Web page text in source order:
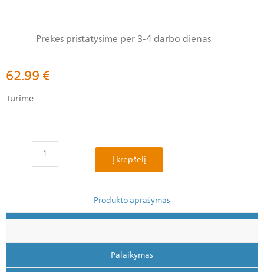
Prekes pristatysime per 3-4 darbo dienas
62.99€
Turime
Į krepšelį
Produkto aprašymas
Palaikymas